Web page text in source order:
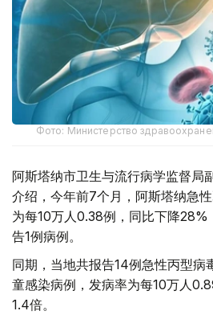
Фото: Министерство
阿斯塔纳市卫生与流行病学监督局
介绍，今年前7个月，阿斯塔纳急
为每10万人0.38例，同比下降28%
告1例病例。
同期，当地共报告14例急性丙型病
童感染病例，发病率为每10万人
1.4倍。